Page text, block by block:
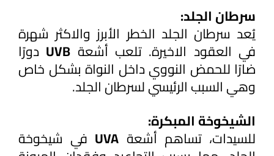
سرطان الجلد:
في العقود الاخيرة. تلعب أشعة UVB
وهي السبب الرئيسي لسرطان الجلد.
الشيخوخة المبكرة:
للسيدات، تساهم أشعة UVA